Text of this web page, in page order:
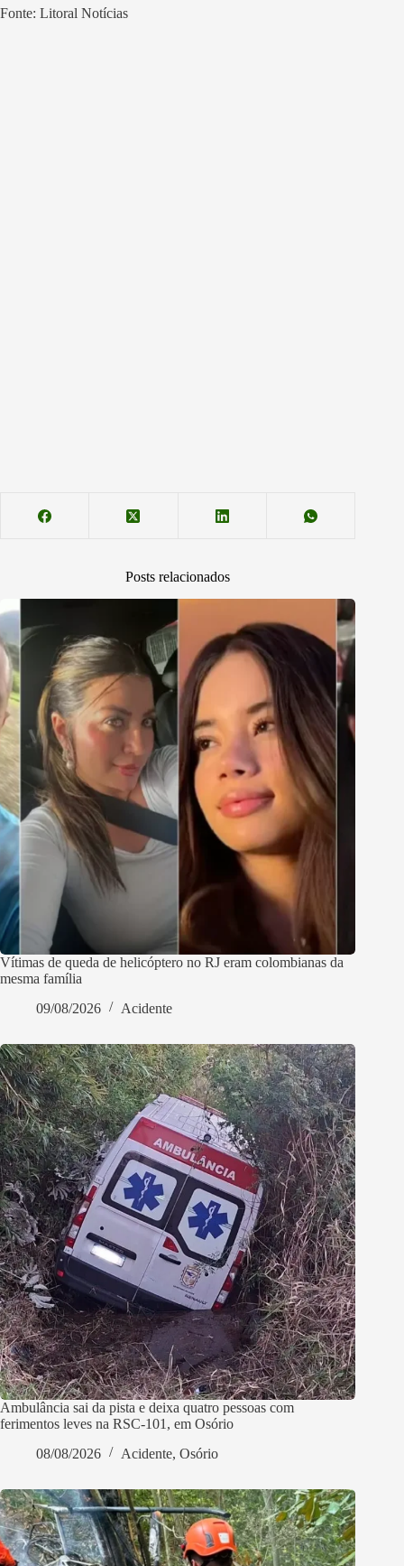
Fonte: Litoral Notícias
Posts relacionados
Vítimas de queda de helicóptero no RJ eram colombianas da
mesma família
09/08/2026
Acidente
Ambulância sai da pista e deixa quatro pessoas com
ferimentos leves na RSC-101, em Osório
08/08/2026
Acidente, Osório